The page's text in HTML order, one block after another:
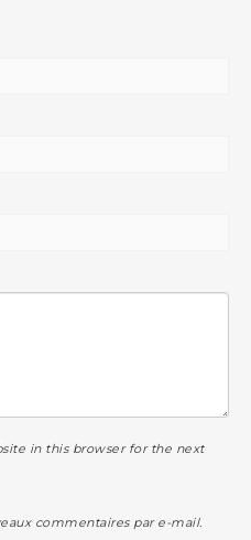
in this browser for the next
commentaires par e-mail.